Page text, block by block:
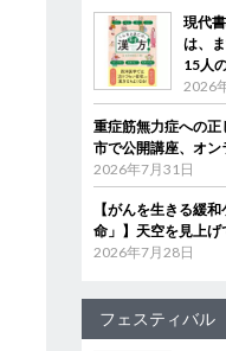
現代
は、
15人
2026
重症筋無力症への
市で公開講座、オン
2026年7月31日
【がんを生きる緩
命」】天空を見上げ
2026年7月28日
フェスティバル